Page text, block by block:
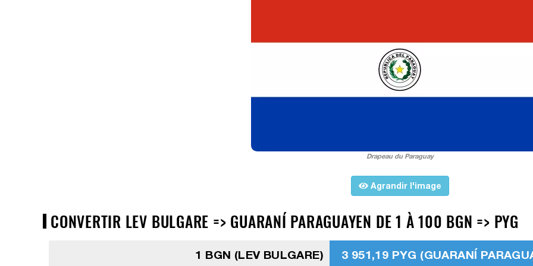
Drapeau du Paraguay
Agrandir l'image
CONVERTIR LEV BULGARE => GUARANÍ PARAGUAYEN DE 1 À 100 BGN => PYG
1 BGN (LEV BULGARE) 3 951,19 PYG (GUARANÍ